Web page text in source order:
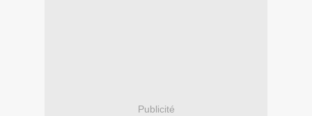
Publicité